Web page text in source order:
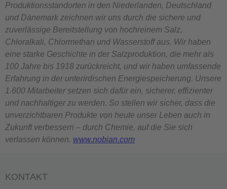
Produktionsstandorten in den Niederlanden, Deutschland
und Dänemark zeichnen wir uns durch die sichere und
zuverlässige Bereitstellung von hochreinem Salz,
Chloralkali, Chlormethan und Wasserstoff aus. Wir haben
eine starke Geschichte in der Salzproduktion, die mehr als
100 Jahre bis 1918 zurückreicht, und wir haben umfassende
Erfahrung in der unterirdischen Energiespeicherung. Unsere
1.600 Mitarbeiter setzen sich dafür ein, sicherer, effizienter
und nachhaltiger zu werden. So stellen wir sicher, dass die
unverzichtbaren Produkte von heute unser Leben auch in
Zukunft verbessern – durch Chemie, auf die Sie sich
verlassen können. www.nobian.com
KONTAKT